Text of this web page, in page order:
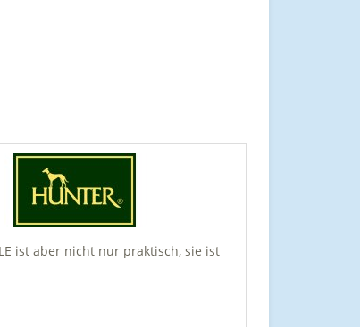
ist aber nicht nur praktisch, sie ist